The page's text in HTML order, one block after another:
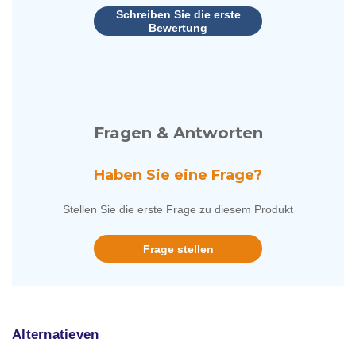
Schreiben Sie die erste
Bewertung
Fragen & Antworten
Haben Sie eine Frage?
Stellen Sie die erste Frage zu diesem Produkt
Frage stellen
Alternatieven